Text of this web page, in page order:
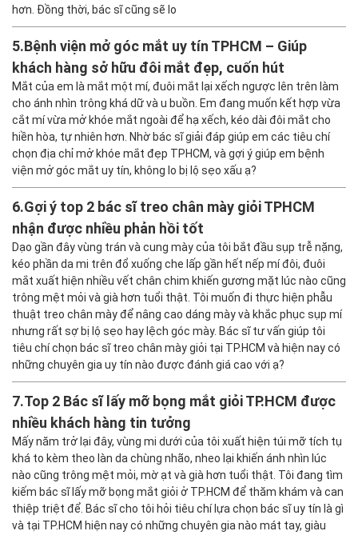
hơn. Đồng thời, bác sĩ cũng sẽ lo
5.Bệnh viện mở góc mắt uy tín TPHCM – Giúp
khách hàng sở hữu đôi mắt đẹp, cuốn hút
Mắt của em là mắt một mí, đuôi mắt lại xếch ngược lên trên làm
cho ánh nhìn trông khá dữ và u buồn. Em đang muốn kết hợp vừa
cắt mí vừa mở khóe mắt ngoài để hạ xếch, kéo dài đôi mắt cho
hiền hòa, tự nhiên hơn. Nhờ bác sĩ giải đáp giúp em các tiêu chí
chọn địa chỉ mở khóe mắt đẹp TPHCM, và gợi ý giúp em bệnh
viện mở góc mắt uy tín, không lo bị lộ sẹo xấu ạ?
6.Gợi ý top 2 bác sĩ treo chân mày giỏi TPHCM
nhận được nhiều phản hồi tốt
Dạo gần đây vùng trán và cung mày của tôi bắt đầu sụp trễ nặng,
kéo phần da mi trên đổ xuống che lấp gần hết nếp mí đôi, đuôi
mắt xuất hiện nhiều vết chân chim khiến gương mặt lúc nào cũng
trông mệt mỏi và già hơn tuổi thật. Tôi muốn đi thực hiện phẫu
thuật treo chân mày để nâng cao dáng mày và khắc phục sụp mí
nhưng rất sợ bị lộ sẹo hay lệch góc mày. Bác sĩ tư vấn giúp tôi
tiêu chí chọn bác sĩ treo chân mày giỏi tại TP.HCM và hiện nay có
những chuyên gia uy tín nào được đánh giá cao với ạ?
7.Top 2 Bác sĩ lấy mỡ bọng mắt giỏi TP.HCM được
nhiều khách hàng tin tưởng
Mấy năm trở lại đây, vùng mi dưới của tôi xuất hiện túi mỡ tích tụ
khá to kèm theo làn da chùng nhão, nheo lại khiến ánh nhìn lúc
nào cũng trông mệt mỏi, mờ ạt và già hơn tuổi thật. Tôi đang tìm
kiếm bác sĩ lấy mỡ bọng mắt giỏi ở TP.HCM để thăm khám và can
thiệp triệt để. Bác sĩ cho tôi hỏi tiêu chí lựa chọn bác sĩ uy tín là gì
và tại TP.HCM hiện nay có những chuyên gia nào mát tay, giàu